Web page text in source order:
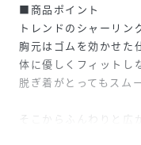
■商品ポイント
トレンドのシャーリン
胸元はゴムを効かせた
体に優しくフィットし
脱ぎ着がとってもスム
そこからふんわりと広